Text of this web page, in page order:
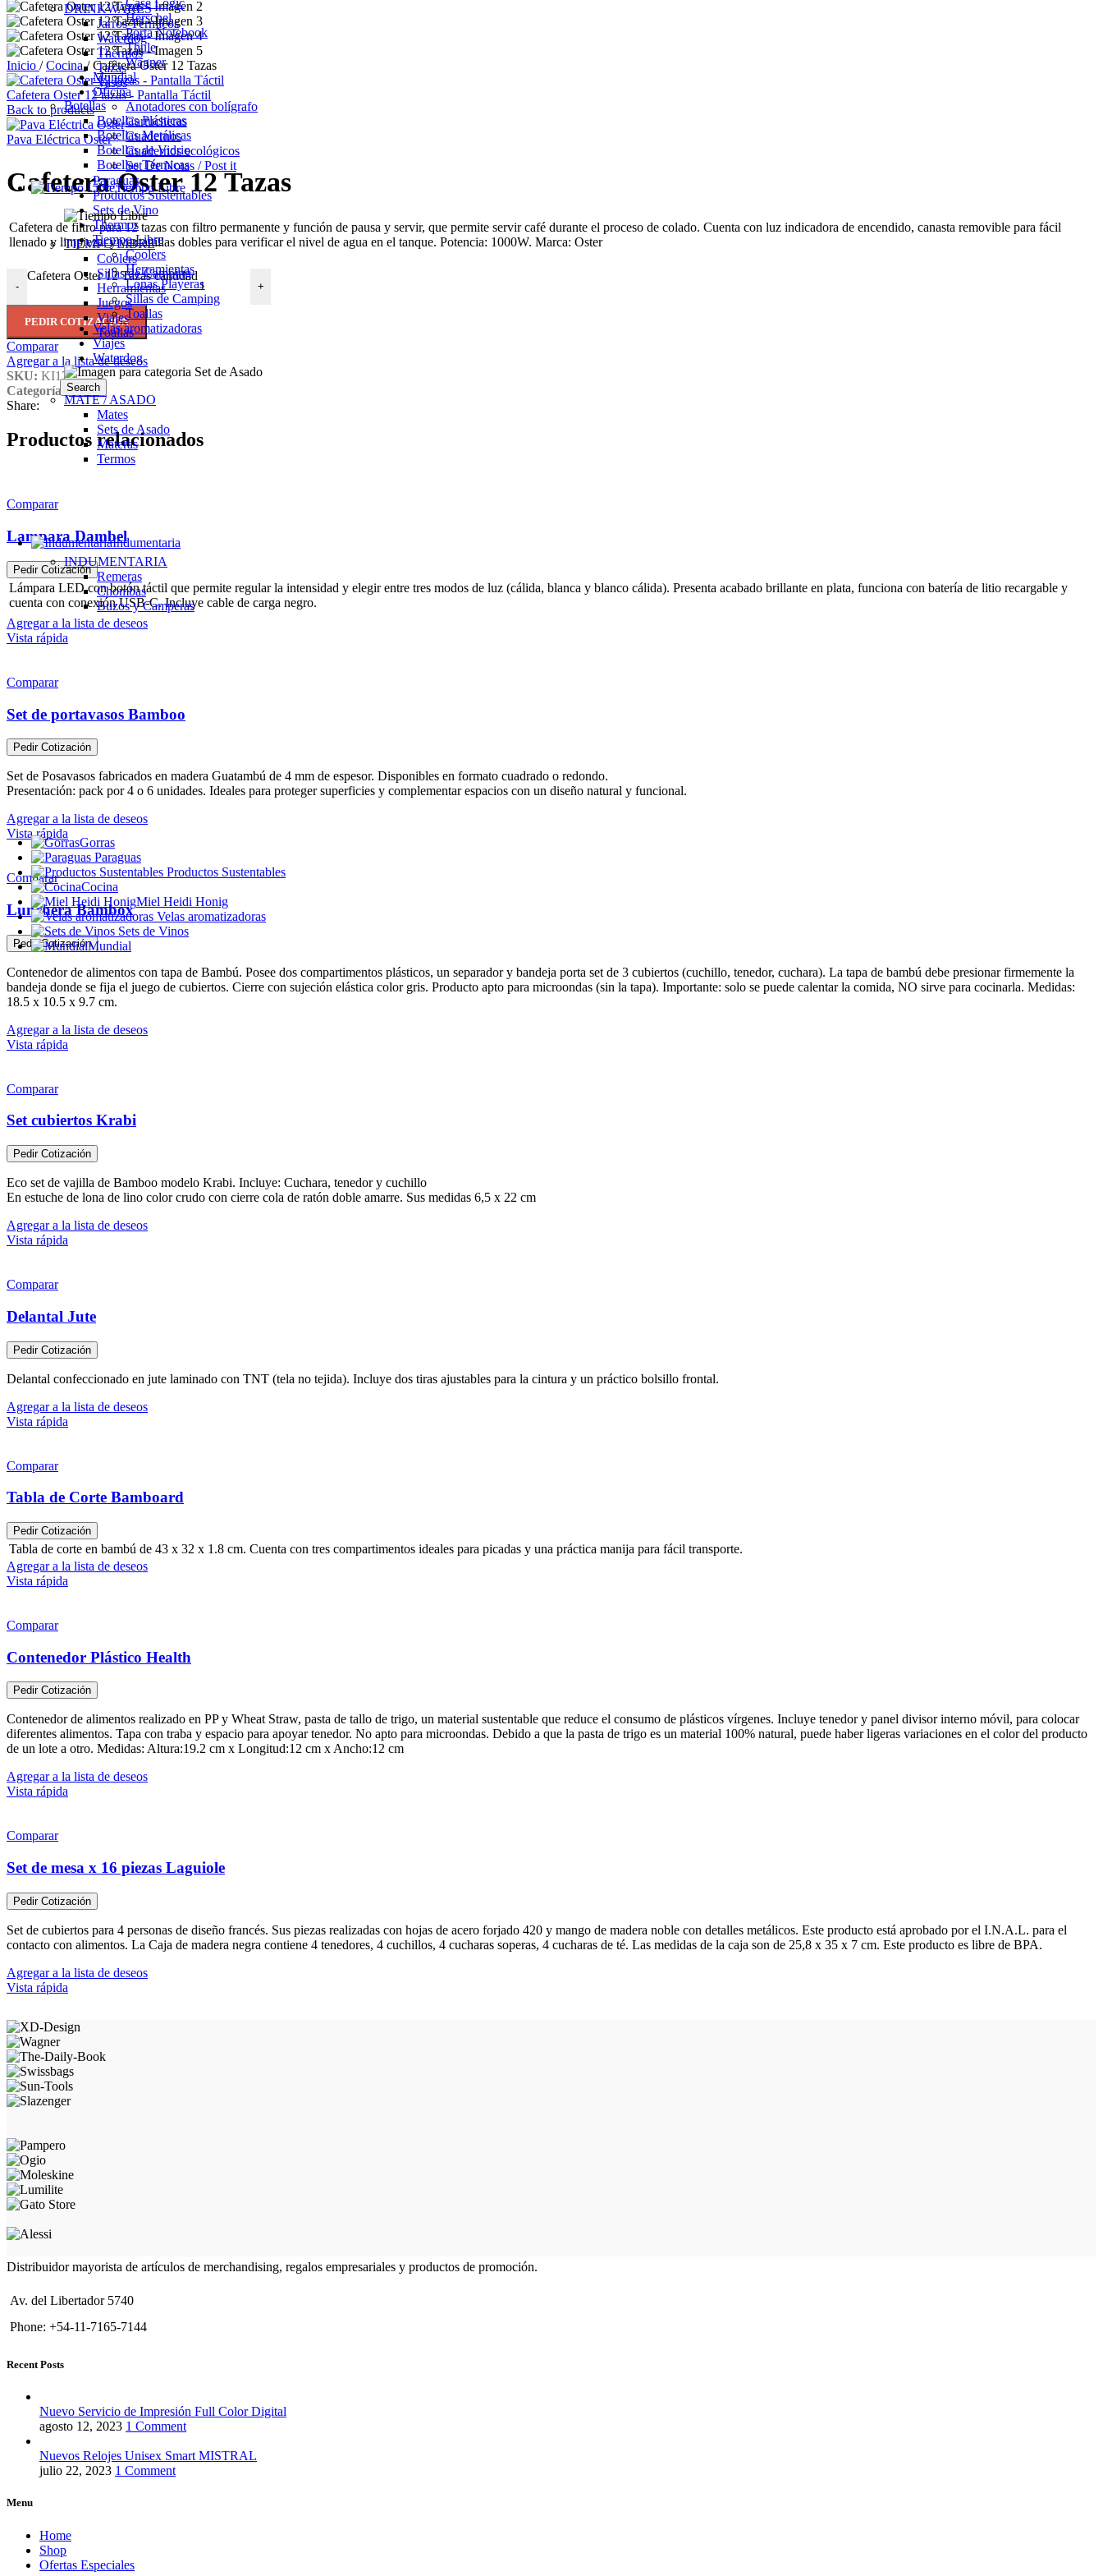
Herschel
Porta Notebook
Thule
Wagner
Mundial
Oficina
Anotadores con bolígrafo
Cartucheras
Cuadernos
Cuadernos ecológicos
Set De Notas / Post it
Paraguas
Productos Sustentables
Sets de Vino
Thermos
Tiempo Libre
Coolers
Herramientas
Lonas Playeras
Sillas de Camping
Toallas
Velas aromatizadoras
Viajes
Waterdog
Search
DRINKWARES
Jarros Térmicos
Waterdog
Thermos
Tazas
Vasos
Botellas
Botellas Plásticas
Botellas Metálicas
Botellas de Vidrio
Botellas Térmicas
Tiempo Libre
TIEMPO LIBRE
Coolers
Sillas de Camping
Herramientas
Juegos
Viajes
Toallas
MATE / ASADO
Mates
Sets de Asado
Materas
Termos
Indumentaria
INDUMENTARIA
Remeras
Chombas
Buzos y Camperas
Gorras
Paraguas
Productos Sustentables
Cocina
Miel Heidi Honig
Velas aromatizadoras
Sets de Vinos
Mundial
Inicio / Cocina/ Cafetera Oster 12 Tazas
Cafetera Oster 12 tazas - Pantalla Táctil
Back to products
Pava Eléctrica Oster
Cafetera Oster 12 Tazas
Cafetera de filtro para 12 tazas con filtro permanente y función de pausa y servir, que permite servir café durante el proceso de colado. Cuenta con luz indicadora de encendido, canasta removible para fácil
llenado y limpieza, y ventanillas dobles para verificar el nivel de agua en el tanque. Potencia: 1000W. Marca: Oster
-
Cafetera Oster 12 Tazas cantidad
+
PEDIR COTIZACIÓN
Comparar
Agregar a la lista de deseos
SKU: KI17
Categoría:
Cocina
Share:
Productos relacionados
Comparar
Lampara Dambel
Pedir Cotización
Lámpara LED con botón táctil que permite regular la intensidad y elegir entre tres modos de luz (cálida, blanca y blanco cálida). Presenta acabado brillante en plata, funciona con batería de litio recargable y
cuenta con conexión USB-C. Incluye cable de carga negro.
Agregar a la lista de deseos
Vista rápida
Comparar
Set de portavasos Bamboo
Pedir Cotización
Set de Posavasos fabricados en madera Guatambú de 4 mm de espesor. Disponibles en formato cuadrado o redondo.
Presentación: pack por 4 o 6 unidades. Ideales para proteger superficies y complementar espacios con un diseño natural y funcional.
Agregar a la lista de deseos
Vista rápida
Comparar
Lunchera Bambox
Pedir Cotización
Contenedor de alimentos con tapa de Bambú. Posee dos compartimentos plásticos, un separador y bandeja porta set de 3 cubiertos (cuchillo, tenedor, cuchara). La tapa de bambú debe presionar firmemente la
bandeja donde se fija el juego de cubiertos. Cierre con sujeción elástica color gris. Producto apto para microondas (sin la tapa). Importante: solo se puede calentar la comida, NO sirve para cocinarla. Medidas:
18.5 x 10.5 x 9.7 cm.
Agregar a la lista de deseos
Vista rápida
Comparar
Set cubiertos Krabi
Pedir Cotización
Eco set de vajilla de Bamboo modelo Krabi. Incluye: Cuchara, tenedor y cuchillo
En estuche de lona de lino color crudo con cierre cola de ratón doble amarre. Sus medidas 6,5 x 22 cm
Agregar a la lista de deseos
Vista rápida
Comparar
Delantal Jute
Pedir Cotización
Delantal confeccionado en jute laminado con TNT (tela no tejida). Incluye dos tiras ajustables para la cintura y un práctico bolsillo frontal.
Agregar a la lista de deseos
Vista rápida
Comparar
Tabla de Corte Bamboard
Pedir Cotización
Tabla de corte en bambú de 43 x 32 x 1.8 cm. Cuenta con tres compartimentos ideales para picadas y una práctica manija para fácil transporte.
Agregar a la lista de deseos
Vista rápida
Comparar
Contenedor Plástico Health
Pedir Cotización
Contenedor de alimentos realizado en PP y Wheat Straw, pasta de tallo de trigo, un material sustentable que reduce el consumo de plásticos vírgenes. Incluye tenedor y panel divisor interno móvil, para colocar
diferentes alimentos. Tapa con traba y espacio para apoyar tenedor. No apto para microondas. Debido a que la pasta de trigo es un material 100% natural, puede haber ligeras variaciones en el color del producto
de un lote a otro. Medidas: Altura:19.2 cm x Longitud:12 cm x Ancho:12 cm
Agregar a la lista de deseos
Vista rápida
Comparar
Set de mesa x 16 piezas Laguiole
Pedir Cotización
Set de cubiertos para 4 personas de diseño francés. Sus piezas realizadas con hojas de acero forjado 420 y mango de madera noble con detalles metálicos. Este producto está aprobado por el I.N.A.L. para el
contacto con alimentos. La Caja de madera negra contiene 4 tenedores, 4 cuchillos, 4 cucharas soperas, 4 cucharas de té. Las medidas de la caja son de 25,8 x 35 x 7 cm. Este producto es libre de BPA.
Agregar a la lista de deseos
Vista rápida
Distribuidor mayorista de artículos de merchandising, regalos empresariales y productos de promoción.
Av. del Libertador 5740
Phone: +54-11-7165-7144
Recent Posts
Nuevo Servicio de Impresión Full Color Digital
agosto 12, 2023 1 Comment
Nuevos Relojes Unisex Smart MISTRAL
julio 22, 2023 1 Comment
Menu
Home
Shop
Ofertas Especiales